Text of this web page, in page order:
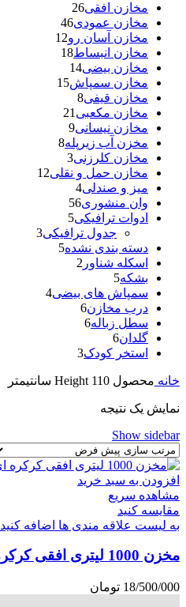
مخازن افقی26
مخازن عمودی46
مخازن آسان رو12
مخازن انبساط18
مخازن بیضی14
مخازن سمپاش15
مخازن قیفی8
مخازن مکعبی 21
مخازن نیسانی9
مخزن آب زیرپله8
مخازن کلرزنی3
مخازن حمل و نقلی12
میز و صندلی4
وان منشوری56
ادوات ترافیکی5
جدول ترافیکی3
دسته بندی نشده5
اسکله شناور 2
بشکه5
سمپاش های بیضی4
درب مخازن6
سطل زباله6
گلدان6
استخر کودک3
خانه محصول Height 110 سانتیمتر
نمایش یک نتیجه
Show sidebar
افزودن به سبد خرید
مشاهده سریع
مقایسه کنید
به لیست علاقه مندی ها اضافه کنید
مخزن 1000 لیتری افقی کرکره ای سه لایه
18/500/000 تومان